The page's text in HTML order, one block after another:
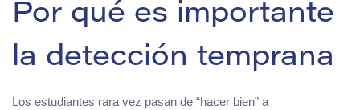
Por qué es importante
la detección temprana
Los estudiantes rara vez pasan de “hacer bien” a